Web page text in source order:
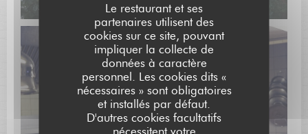
Le restaurant et ses
partenaires utilisent des
cookies sur ce site, pouvant
impliquer la collecte de
données à caractère
personnel. Les cookies dits «
nécessaires » sont obligatoires
et installés par défaut.
D'autres cookies facultatifs
nécessitent votre